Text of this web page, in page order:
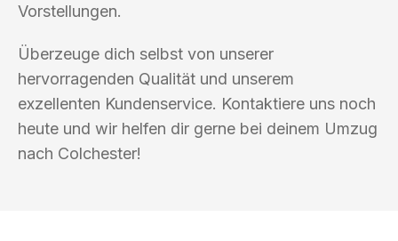
Vorstellungen.
Überzeuge dich selbst von unserer
hervorragenden Qualität und unserem
exzellenten Kundenservice. Kontaktiere uns noch
heute und wir helfen dir gerne bei deinem Umzug
nach Colchester!